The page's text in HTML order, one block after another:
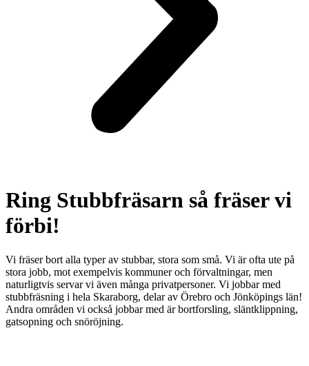
Ring Stubbfräsarn så fräser vi
förbi!
Vi fräser bort alla typer av stubbar, stora som små. Vi är ofta ute på
stora jobb, mot exempelvis kommuner och förvaltningar, men
naturligtvis servar vi även många privatpersoner. Vi jobbar med
stubbfräsning i hela Skaraborg, delar av Örebro och Jönköpings län!
Andra områden vi också jobbar med är bortforsling, släntklippning,
gatsopning och snöröjning.